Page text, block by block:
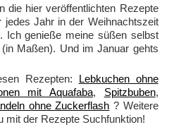
die hier veröffentlichten Rezepte
Jahr in der Weihnachtszeit
Ich genieße meine süßen selbst
Maßen). Und im Januar gehts
Rezepten: Lebkuchen ohne
mit Aquafaba, Spitzbuben,
ohne Zuckerflash ? Weitere
mit der Rezepte Suchfunktion!